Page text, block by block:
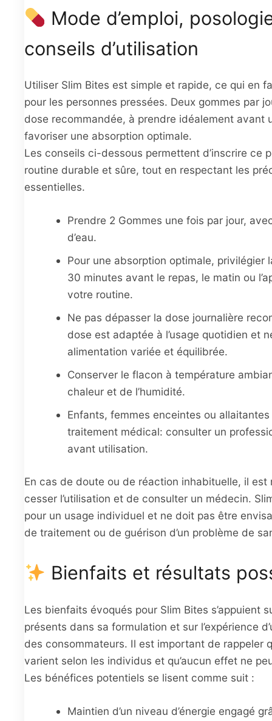
Mode d’emploi,
conseils d’utilisation
Utiliser Slim Bites est simple et rapide, ce qui en
pour les personnes pressées. Deux gommes par
dose recommandée, à prendre idéalement avant
favoriser une absorption optimale.
Les conseils ci-dessous permettent d’inscrire ce
routine durable et sûre, tout en respectant les
essentielles.
Prendre 2 Gommes une fois par jour,
d’eau.
Pour une absorption optimale, privilégier
30 minutes avant le repas, le matin ou
votre routine.
Ne pas dépasser la dose journalière
dose est adaptée à l’usage quotidien et
alimentation variée et équilibrée.
Conserver le flacon à température
chaleur et de l’humidité.
Enfants, femmes enceintes ou
traitement médical: consulter un
avant utilisation.
En cas de doute ou de réaction inhabituelle, il est
cesser l’utilisation et de consulter un médecin.
pour un usage individuel et ne doit pas être
de traitement ou de guérison d’un problème de
Bienfaits et résultats
Les bienfaits évoqués pour Slim Bites s’appuient
présents dans sa formulation et sur l’expérience
des consommateurs. Il est important de rappeler
varient selon les individus et qu’aucun effet ne
Les bénéfices potentiels se lisent comme suit :
Maintien d’un niveau d’énergie engagé